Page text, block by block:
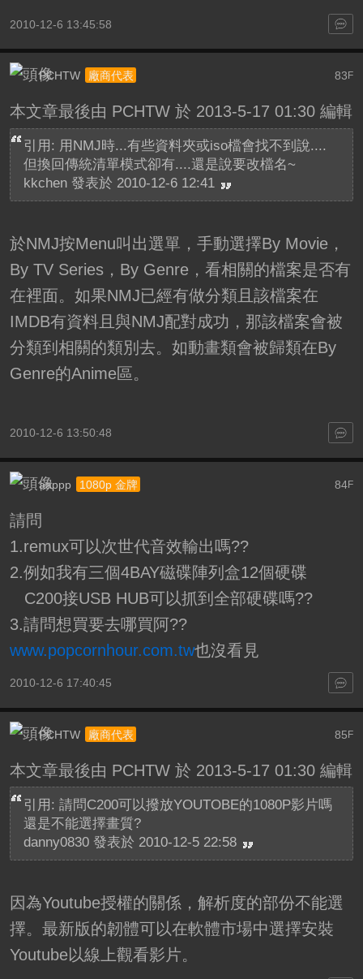
2010-12-6 13:45:58
83 F
PCHTW 廠商代表
本文章最後由 PCHTW 於 2013-5-17 01:30 編輯
引用: 用NMJ時...有些資料夾或iso檔會找不到說....
但換回傳統清單模式卻有....還是說要改檔名~
kkchen 發表於 2010-12-6 12:41
於NMJ按Menu叫出選單，手動選擇By Movie，
By TV Series，By Genre，看相關的檔案是否有
在裡面。如果NMJ已經有做分類且該檔案在
IMDB有資料且與NMJ配對成功，那該檔案會被
分類到相關的類別去。如動畫類會被歸類在By
Genre的Anime區。
2010-12-6 13:50:48
84F
aappp 1080p 金牌
請問
1.remux可以次世代音效輸出嗎??
2.例如我有三個4BAY磁碟陣列盒12個硬碟
C200接USB HUB可以抓到全部硬碟嗎??
3.請問想買要去哪買阿??
www.popcornhour.com.tw也沒看見
2010-12-6 17:40:45
85 F
PCHTW 廠商代表
本文章最後由 PCHTW 於 2013-5-17 01:30 編輯
引用: 請問C200可以撥放YOUTOBE的1080P影片嗎
還是不能選擇畫質?
danny0830 發表於 2010-12-5 22:58
因為Youtube授權的關係，解析度的部份不能選
擇。最新版的韌體可以在軟體市場中選擇安裝
Youtube以線上觀看影片。